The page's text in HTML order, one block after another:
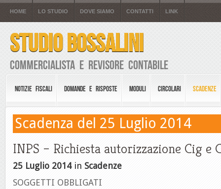
HOME LO STUDIO DOVE SIAMO CONTATTI LINK
STUDIO BOSSALINI
Commercialista e Revisore Contabile
NOTIZIE FISCALI DOMANDE E RISPOSTE MODULI CIRCOLARI SCADENZE
Scadenza del 25 Luglio 2014
INPS – Richiesta autorizzazione Cig e
25 Luglio 2014in Scadenze
SOGGETTI OBBLIGATI